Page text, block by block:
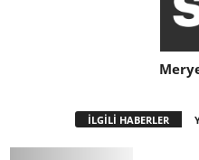
İLGİLİ HABERLER